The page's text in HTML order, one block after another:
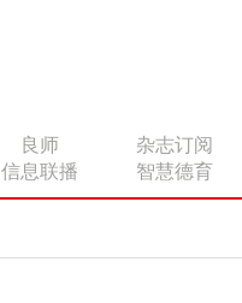
良师
杂志订阅
信息联播 智慧德育